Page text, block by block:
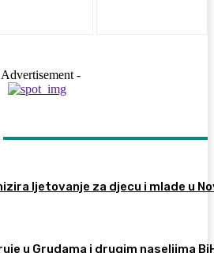
-
ljetovanje za djecu i mlade u
u Grudama i drugim naseljima